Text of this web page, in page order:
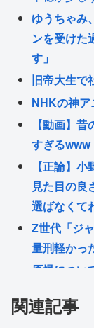
ゆうちゃみ
ンを受けた
す」
旧帝大生で
NHKの神ア
【動画】
すぎるwww
【正論】
見た目の良
選ばなくて
Z世代「ジ
量刑軽か
原爆につい
原爆投下っ
関連記事